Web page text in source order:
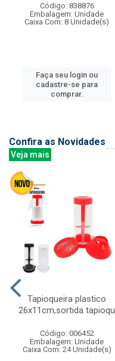
Código: 838876
Embalagem: Unidade
Caixa Com: 8 Unidade(s)
Faça seu login ou
cadastre-se para
comprar.
Confira as Novidades
Veja mais
Tapioqueira plastico
26x11cm,sortida tapioqu
Código: 006452
Embalagem: Unidade
Caixa Com: 24 Unidade(s)